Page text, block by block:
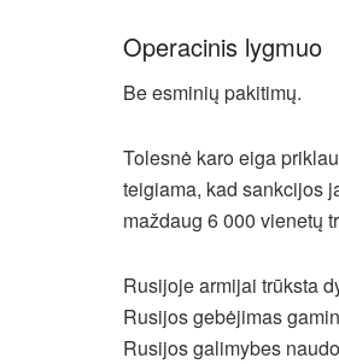
Operacinis lygmuo
Be esminių pakitimų.
Tolesnė karo eiga
teigiama, kad sankcijos
maždaug 6 000 vienetų
Rusijoje armijai trūksta
Rusijos gebėjimas
Rusijos galimybes